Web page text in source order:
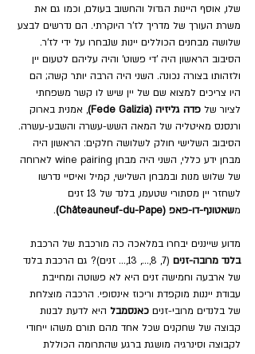
שלו, אוסף היינות הגדול והחשוב בעולם, וכמו גם את
משרת העורך של מדריך לז'ר היוקרתי. הם נדרשים לבצע
שלושה מבחנים הכוללים יינות שנבחרו על ידי לז'ר.
הסיבוב הראשון היה 'די פשוט' והיה עליהם לטעום יין
ולזהותו בצורה נכונה. השני היה הרבה יותר קשה; הם
היו צריכים למצוא שם של יין שיש לו קשר משפחתי
לציור של פדה גליזיה (Fede Galizia)
, אמנית בארוק
ורנסנס מאיטליה של המאה השש-עשרה והשבע-עשרה.
הסיבוב השלישי חולק לשלושה חלקים: הראשון היה
מבחן ידע כללי, השני היה מבחן wine pairing לארוחה
של שלוש מנות ובמבחן השלישי, קמיל ואיסיי נדרשו
לשחזר יין מסתורי שטעמו, בלנד של 13 זנים
משאטונף-דו-פאפ (Châteauneuf-du-Pape) .
מדוע שייננים יבחרו במלאכה כה מורכבת של הרכבת
בלנד מרובה-זנים
(7, 8,..., 13,... זנים)? גם הרכבת בלנד
של ארבעה וחמישה זנים היא לא פשוטה ומחייבת
עבודת ייננות מוקפדת וריכוז אינסופי. הרכבה מוצלחת
של בלנדים מרובי-זנים כאנסמבל היא לדעת לבנות
קבוצה של שחקנים שכל אחד מהם תורם משהו ייחודי
לקבוצה וסינרגיה מושגת ברגע שהתרומה הכוללת